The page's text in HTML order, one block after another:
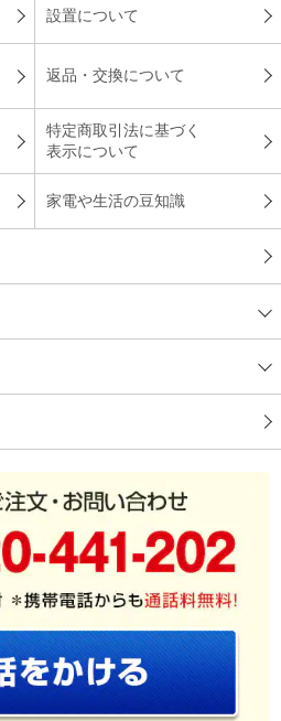
設置について
返品・交換について
特定商取引法に基づく
表示について
家電や生活の豆知識